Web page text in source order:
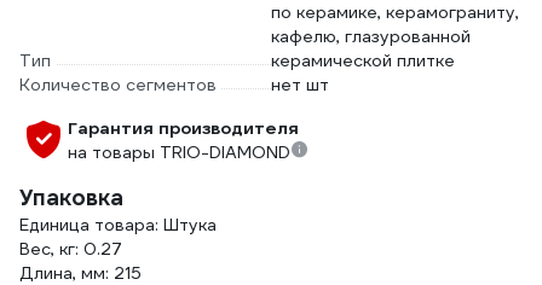
Тип
по керамике, керамограниту,
кафелю, глазурованной
керамической плитке
Количество сегментов
нет шт
Гарантия производителя
на товары TRIO-DIAMOND
Упаковка
Единица товара: Штука
Вес, кг: 0.27
Длина, мм: 215